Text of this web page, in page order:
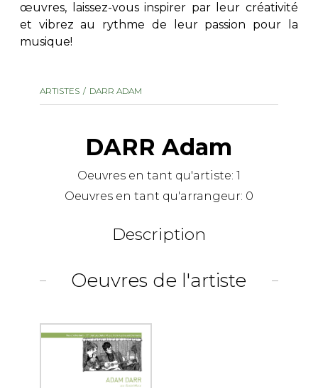
PARTITIONS POUR ENSEMBLES
Musique de chambre
œuvres, laissez-vous inspirer par leur créativité
et vibrez au rythme de leur passion pour la
musique!
ARTISTES DARR ADAM
DARR Adam
Oeuvres en tant qu'artiste: 1
Oeuvres en tant qu'arrangeur: 0
Description
Oeuvres de l'artiste